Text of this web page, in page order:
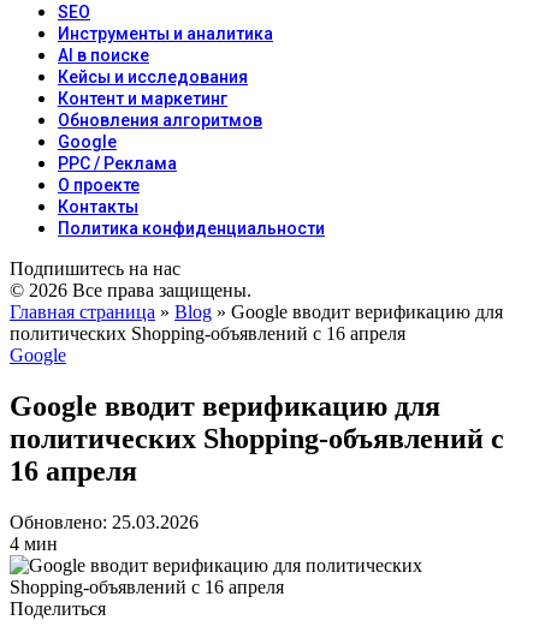
SEO
Инструменты и аналитика
AI в поиске
Кейсы и исследования
Контент и маркетинг
Обновления алгоритмов
Google
PPC / Реклама
О проекте
Контакты
Политика конфиденциальности
Подпишитесь на нас
© 2026 Все права защищены.
Главная страница » Blog » Google вводит верификацию для
политических Shopping‑объявлений с 16 апреля
Google
Google вводит верификацию для
политических Shopping‑объявлений с
16 апреля
Обновлено: 25.03.2026
4 мин
Поделиться